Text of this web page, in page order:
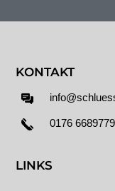
KONTAKT
0176
LINKS